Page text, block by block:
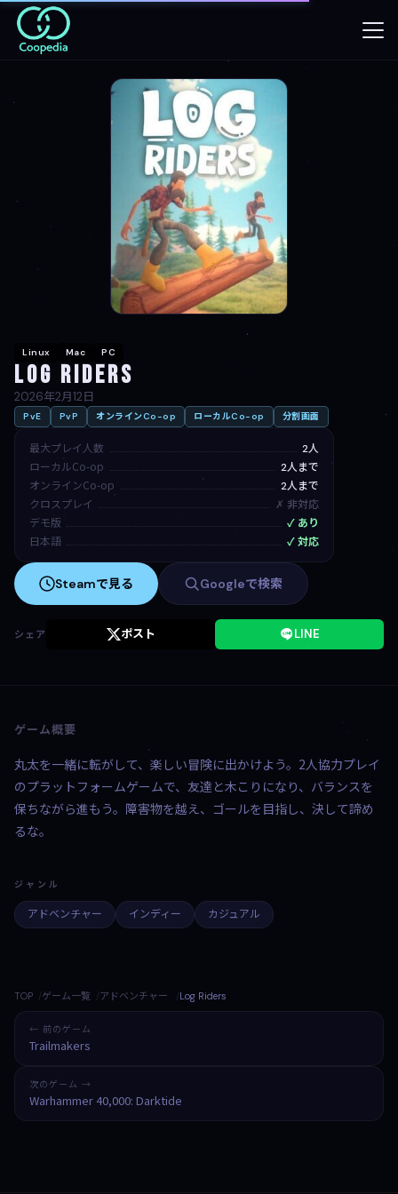
Linux Mac PC
Log Riders
2026年2月12日
PvE PvP オンラインCo-op ローカルCo-op 分割画面
最大プレイ人数 2人
ローカルCo-op 2人まで
オンラインCo-op 2人まで
クロスプレイ ✗ 非対応
デモ版 ✓ あり
日本語 ✓ 対応
Steamで見る Googleで検索
シェア ポスト LINE
ゲーム概要
丸太を一緒に転がして、楽しい冒険に出かけよう。2人協力プレイ
のプラットフォームゲームで、友達と木こりになり、バランスを
保ちながら進もう。障害物を越え、ゴールを目指し、決して諦め
るな。
ジャンル
アドベンチャー インディー カジュアル
TOP ゲーム一覧 アドベンチャー Log Riders
← 前のゲーム
Trailmakers
次のゲーム →
Warhammer 40,000: Darktide